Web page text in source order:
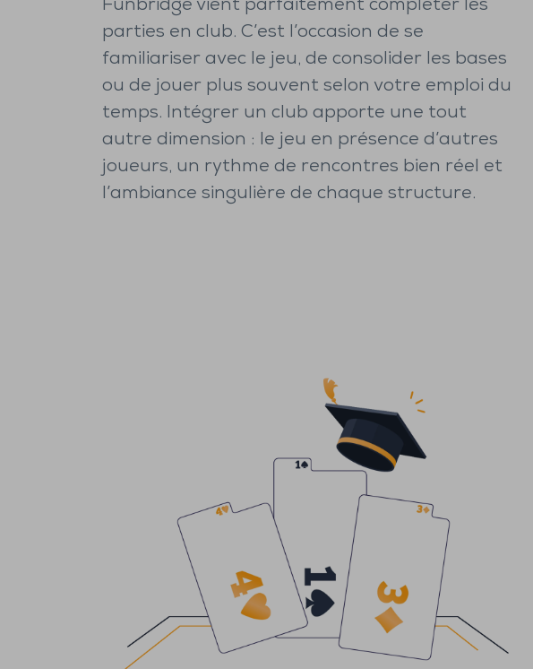
Funbridge vient parfaitement compléter les
parties en club. C’est l’occasion de se
familiariser avec le jeu, de consolider les bases
ou de jouer plus souvent selon votre emploi du
temps. Intégrer un club apporte une tout
autre dimension : le jeu en présence d’autres
joueurs, un rythme de rencontres bien réel et
l’ambiance singulière de chaque structure.